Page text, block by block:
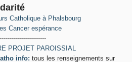
Catholique à Phalsbourg
Cancer espérance
PROJET PAROISSIAL
info: tous les renseignements sur